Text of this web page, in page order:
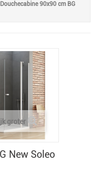
Douchecabine 90x90 cm BG
groter
New Soleo